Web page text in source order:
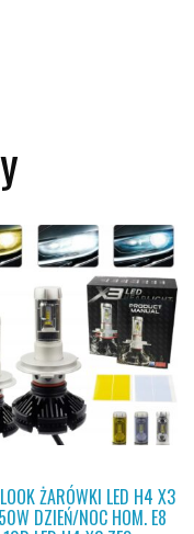
ŻARÓWKI LED H4 X3
DZIEŃ/NOC HOM. E8